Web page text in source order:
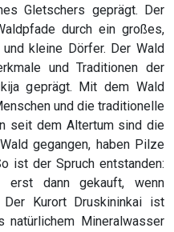
Gletschers geprägt. Der
durch ein großes,
kleine Dörfer. Der Wald
und Traditionen der
geprägt. Mit dem Wald
und die traditionelle
seit dem Altertum sind die
gegangen, haben Pilze
ist der Spruch entstanden:
erst dann gekauft, wenn
Kurort Druskininkai ist
natürlichem Mineralwasser